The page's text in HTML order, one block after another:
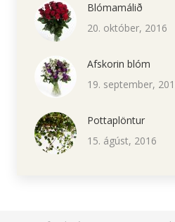
Blómamálið
20. október, 2016
Afskorin blóm
19. september,
Pottaplöntur
15. ágúst, 2016